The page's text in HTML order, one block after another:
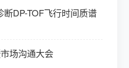
DP-TOF飞行时间质谱
场沟通大会